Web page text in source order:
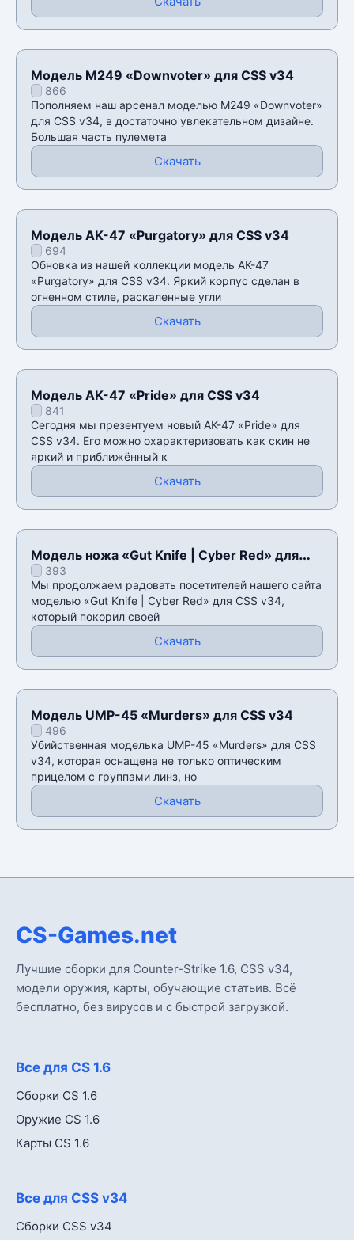
Модель M249 «Downvoter» для CSS v34
866
Пополняем наш арсенал моделью M249 «Downvoter»
для CSS v34, в достаточно увлекательном дизайне.
Большая часть пулемета
Скачать
Модель AK-47 «Purgatory» для CSS v34
694
Обновка из нашей коллекции модель AK-47
«Purgatory» для CSS v34. Яркий корпус сделан в
огненном стиле, раскаленные угли
Скачать
Модель AK-47 «Pride» для CSS v34
841
Сегодня мы презентуем новый AK-47 «Pride» для
CSS v34. Его можно охарактеризовать как скин не
яркий и приближëнный к
Скачать
Модель ножа «Gut Knife | Cyber Red» для
CSS v34
393
Мы продолжаем радовать посетителей нашего сайта
моделью «Gut Knife | Cyber Red» для CSS v34,
который покорил своей
Скачать
Модель UMP-45 «Murders» для CSS v34
496
Убийственная моделька UMP-45 «Murders» для CSS
v34, которая оснащена не только оптическим
прицелом с группами линз, но
Скачать
CS-Games.net
Лучшие сборки для Counter-Strike 1.6, CSS v34,
модели оружия, карты, обучающие статьив. Всё
бесплатно, без вирусов и с быстрой загрузкой.
Все для CS 1.6
Сборки CS 1.6
Оружие CS 1.6
Карты CS 1.6
Все для CSS v34
Сборки CSS v34